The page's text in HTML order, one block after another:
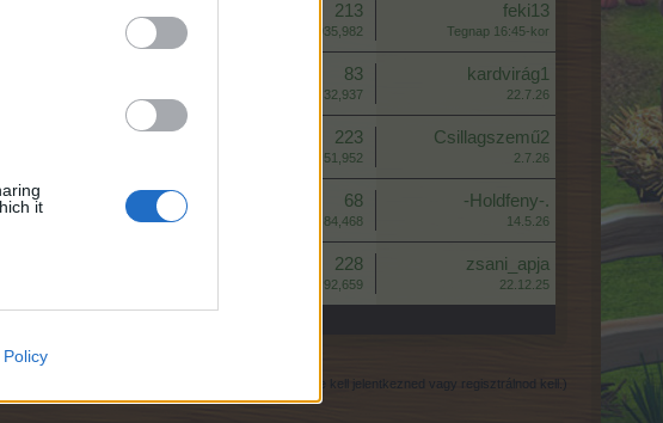
it
213
935,982
feki13
Tegnap 16:45-kor
83
32,937
kardvirág1
22.7.26
223
51,952
Csillagszemű2
2.7.26
68
84,468
-Holdfeny-.
14.5.26
228
92,659
zsani_apja
22.12.25
(Hozzászólás írásához be kell jelentkezned vagy regisztrálnod kell.)